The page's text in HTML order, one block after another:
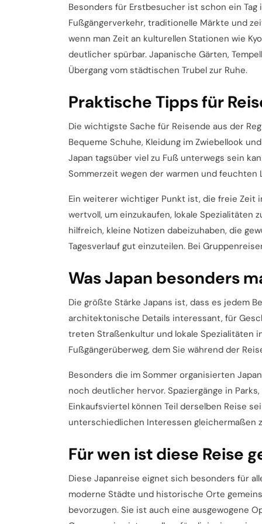
Besonders für Erstbesucher ist schon ein
Fußgängerverkehr, traditionelle Märkte und
wenn man Zeit an kulturellen Stationen wie
deutlicher spürbar. Japanische Gärten,
Übergang vom städtischen Trubel zur Ruhe.
Praktische Tipps für
Die wichtigste Sache für Reisende aus der
Bequeme Schuhe, Kleidung im Zwiebellook
Japan tagsüber viel zu Fuß unterwegs sein
Sommerzeit wegen der warmen und
Ein weiterer wichtiger Punkt ist, die freie Zeit
wertvoll, um einzukaufen, lokale Spezialitäten
hilfreich, kleine Notizen dabeizuhaben, die
Tagesverlauf gut einzuteilen. Bei
Was Japan besonders
Die größte Stärke Japans ist, dass es jedem
architektonische Details interessant, für
treten Straßenkultur und lokale Spezialitäten
Fußgängerüberweg, dem Sie während der
Besonders die im Sommer organisierten
noch deutlicher hervor. Spaziergänge in
Einkaufsviertel können Teil derselben Reise
unterschiedlichen Interessen gleichermaßen
Für wen ist diese Reise
Diese Japanreise eignet sich besonders für
moderne Städte und historische Orte
bevorzugen. Sie ist auch eine ausgewogene